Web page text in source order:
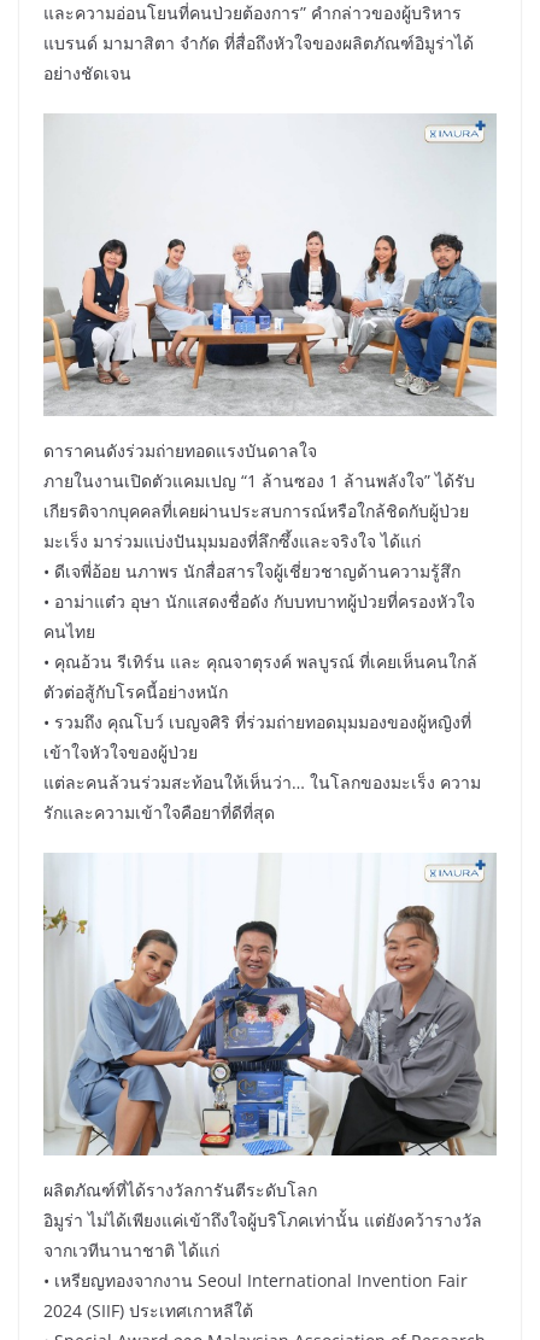
และความอ่อนโยนที่คนป่วยต้องการ” คำกล่าวของผู้บริหาร
แบรนด์ มามาสิตา จำกัด ที่สื่อถึงหัวใจของผลิตภัณฑ์อิมูร่าได้
อย่างชัดเจน
ดาราคนดังร่วมถ่ายทอดแรงบันดาลใจ
ภายในงานเปิดตัวแคมเปญ “1 ล้านซอง 1 ล้านพลังใจ” ได้รับ
เกียรติจากบุคคลที่เคยผ่านประสบการณ์หรือใกล้ชิดกับผู้ป่วย
มะเร็ง มาร่วมแบ่งปันมุมมองที่ลึกซึ้งและจริงใจ ได้แก่
• ดีเจพี่อ้อย นภาพร นักสื่อสารใจผู้เชี่ยวชาญด้านความรู้สึก
• อาม่าแต๋ว อุษา นักแสดงชื่อดัง กับบทบาทผู้ป่วยที่ครองหัวใจ
คนไทย
• คุณอ้วน รีเทิร์น และ คุณจาตุรงค์ พลบูรณ์ ที่เคยเห็นคนใกล้
ตัวต่อสู้กับโรคนี้อย่างหนัก
• รวมถึง คุณโบว์ เบญจศิริ ที่ร่วมถ่ายทอดมุมมองของผู้หญิงที่
เข้าใจหัวใจของผู้ป่วย
แต่ละคนล้วนร่วมสะท้อนให้เห็นว่า… ในโลกของมะเร็ง ความ
รักและความเข้าใจคือยาที่ดีที่สุด
ผลิตภัณฑ์ที่ได้รางวัลการันตีระดับโลก
อิมูร่า ไม่ได้เพียงแค่เข้าถึงใจผู้บริโภคเท่านั้น แต่ยังคว้ารางวัล
จากเวทีนานาชาติ ได้แก่
• เหรียญทองจากงาน Seoul International Invention Fair
2024 (SIIF) ประเทศเกาหลีใต้